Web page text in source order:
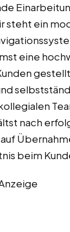
steht ein
eine
nach
beim